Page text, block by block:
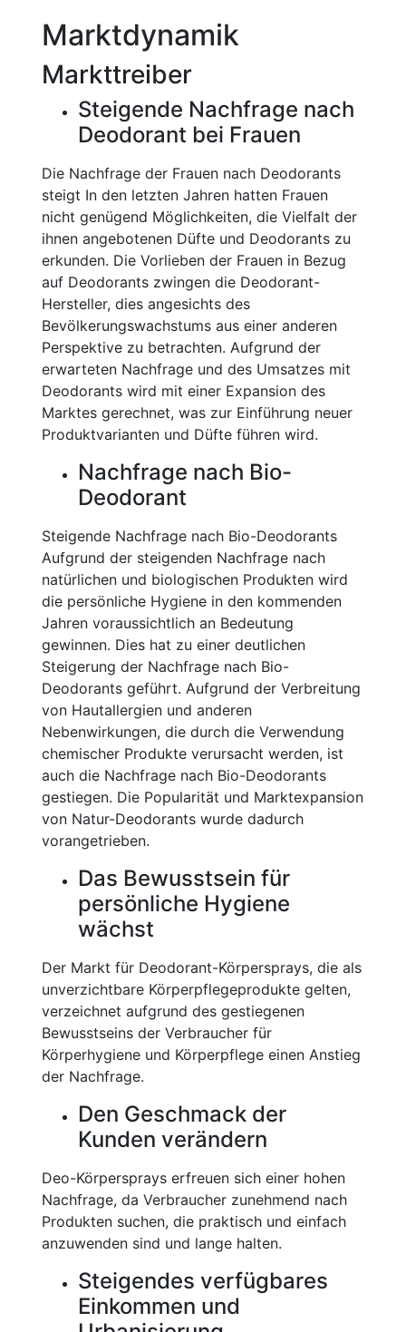
Marktdynamik
Markttreiber
Steigende Nachfrage nach
Deodorant bei Frauen
Die Nachfrage der Frauen nach Deodorants
steigt In den letzten Jahren hatten Frauen
nicht genügend Möglichkeiten, die Vielfalt der
ihnen angebotenen Düfte und Deodorants zu
erkunden. Die Vorlieben der Frauen in Bezug
auf Deodorants zwingen die Deodorant-
Hersteller, dies angesichts des
Bevölkerungswachstums aus einer anderen
Perspektive zu betrachten. Aufgrund der
erwarteten Nachfrage und des Umsatzes mit
Deodorants wird mit einer Expansion des
Marktes gerechnet, was zur Einführung neuer
Produktvarianten und Düfte führen wird.
Nachfrage nach Bio-
Deodorant
Steigende Nachfrage nach Bio-Deodorants
Aufgrund der steigenden Nachfrage nach
natürlichen und biologischen Produkten wird
die persönliche Hygiene in den kommenden
Jahren voraussichtlich an Bedeutung
gewinnen. Dies hat zu einer deutlichen
Steigerung der Nachfrage nach Bio-
Deodorants geführt. Aufgrund der Verbreitung
von Hautallergien und anderen
Nebenwirkungen, die durch die Verwendung
chemischer Produkte verursacht werden, ist
auch die Nachfrage nach Bio-Deodorants
gestiegen. Die Popularität und Marktexpansion
von Natur-Deodorants wurde dadurch
vorangetrieben.
Das Bewusstsein für
persönliche Hygiene
wächst
Der Markt für Deodorant-Körpersprays, die als
unverzichtbare Körperpflegeprodukte gelten,
verzeichnet aufgrund des gestiegenen
Bewusstseins der Verbraucher für
Körperhygiene und Körperpflege einen Anstieg
der Nachfrage.
Den Geschmack der
Kunden verändern
Deo-Körpersprays erfreuen sich einer hohen
Nachfrage, da Verbraucher zunehmend nach
Produkten suchen, die praktisch und einfach
anzuwenden sind und lange halten.
Steigendes verfügbares
Einkommen und